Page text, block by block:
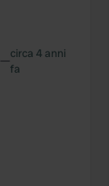
—circa 4 anni
fa